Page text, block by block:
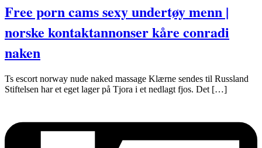
Free porn cams sexy undertøy menn |
norske kontaktannonser kåre conradi
naken
Ts escort norway nude naked massage Klærne sendes til Russland
Stiftelsen har et eget lager på Tjora i et nedlagt fjos. Det […]